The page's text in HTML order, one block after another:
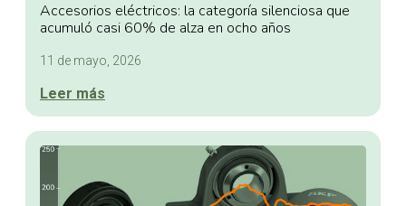
Accesorios eléctricos: la categoría silenciosa que
acumuló casi 60% de alza en ocho años
11 de mayo, 2026
Leer más